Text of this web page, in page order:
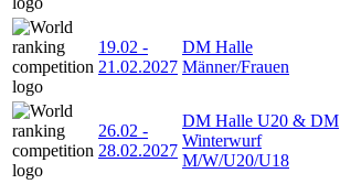
19.02 -
21.02.2027
DM Halle
Männer/Frauen
26.02 -
28.02.2027
DM Halle U20 & DM
Winterwurf
M/W/U20/U18